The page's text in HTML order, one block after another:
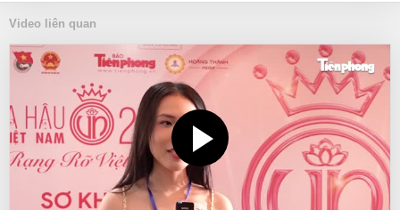
Video liên quan